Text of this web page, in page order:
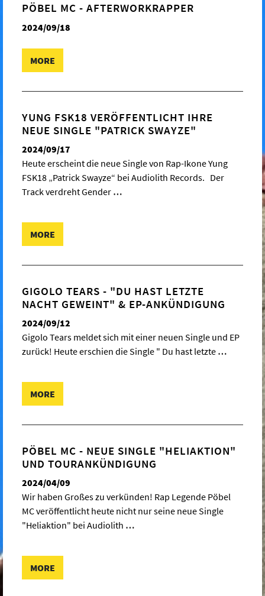
PÖBEL MC - AFTERWORKRAPPER
2024/09/18
MORE
YUNG FSK18 VERÖFFENTLICHT IHRE
NEUE SINGLE "PATRICK SWAYZE"
2024/09/17
Heute erscheint die neue Single von Rap-Ikone Yung
FSK18 „Patrick Swayze“ bei Audiolith Records. Der
Track verdreht Gender …
MORE
GIGOLO TEARS - "DU HAST LETZTE
NACHT GEWEINT" & EP-ANKÜNDIGUNG
2024/09/12
Gigolo Tears meldet sich mit einer neuen Single und EP
zurück! Heute erschien die Single " Du hast letzte …
MORE
PÖBEL MC - NEUE SINGLE "HELIAKTION"
UND TOURANKÜNDIGUNG
2024/04/09
Wir haben Großes zu verkünden! Rap Legende Pöbel
MC veröffentlicht heute nicht nur seine neue Single
"Heliaktion" bei Audiolith …
MORE